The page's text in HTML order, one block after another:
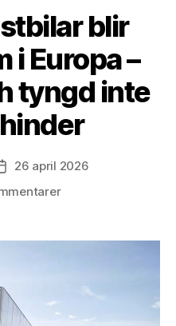
blir
i Europa –
tyngd inte
26 april 2026
till
blir